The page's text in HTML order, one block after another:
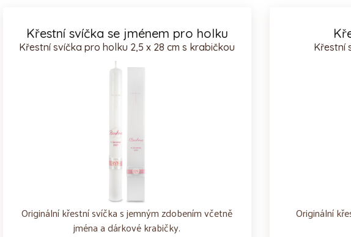
Křestní svíčka se jménem pro holku
Křestní svíčka pro holku 2,5 x 28 cm s krabičkou
Originální křestní svíčka s jemným zdobením včetně
jména a dárkové krabičky.
Křestní
Originální